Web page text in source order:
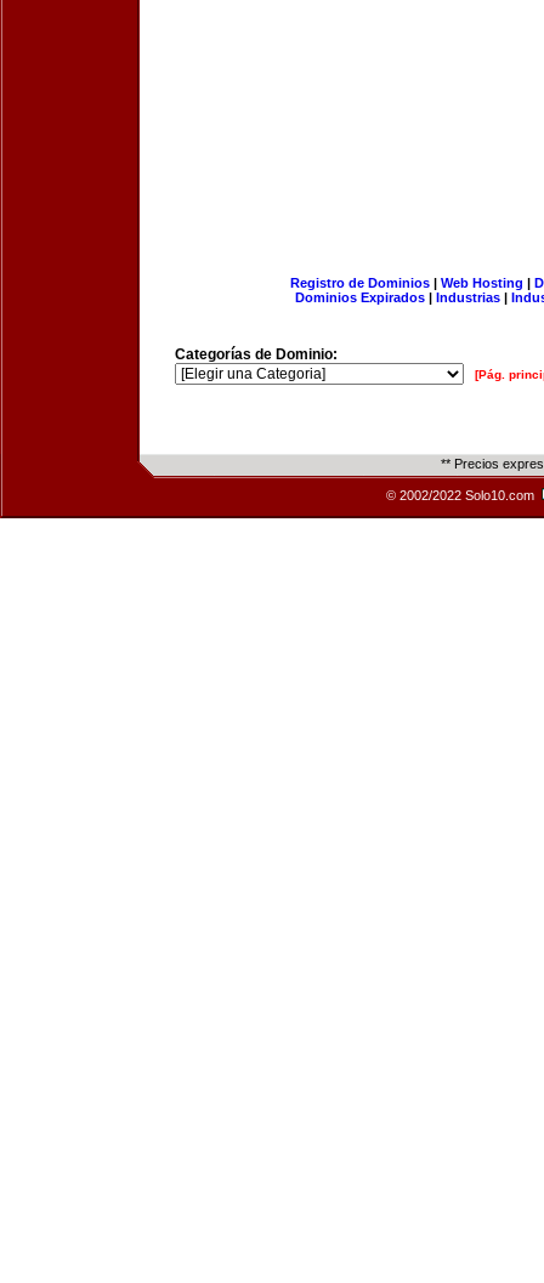
Registro de Dominios| Web Hosting |
Dominios Expirados | Industrias |
Categorías de Dominio:
[Pág.
** Precios
© 2002/2022 Solo10.com